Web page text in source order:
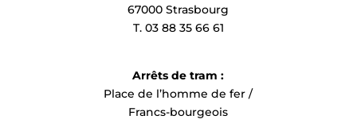
67000 Strasbourg
T. 03 88 35 66 61
Arrêts de tram :
Place de l’homme de fer /
Francs-bourgeois